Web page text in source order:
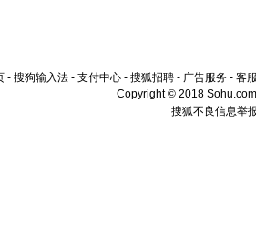
- 搜狗输入法 - 支付中心 - 搜狐招聘 - 广告服务 - 客
Copyright © 2018
搜狐不良信息举